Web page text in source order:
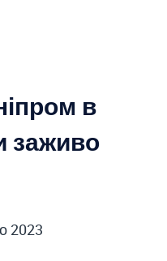
в
заживо
2023